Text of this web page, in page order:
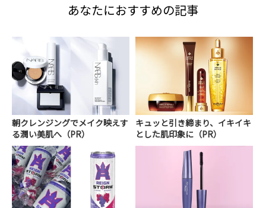
あなたにおすすめの記事
朝クレンジングでメイク映えす
る潤い美肌へ（PR）
キュッと引き締まり、イキイキ
とした肌印象に（PR）